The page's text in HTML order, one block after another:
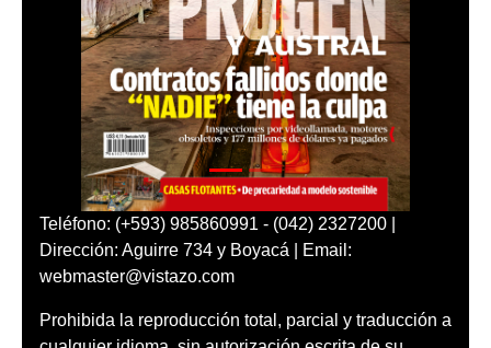
Teléfono: (+593) 985860991 - (042) 2327200 |
Dirección: Aguirre 734 y Boyacá | Email:
webmaster@vistazo.com
Prohibida la reproducción total, parcial y traducción a